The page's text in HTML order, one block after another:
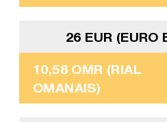
26 EUR (EURO
10,58 OMR (RIAL
OMANAIS)